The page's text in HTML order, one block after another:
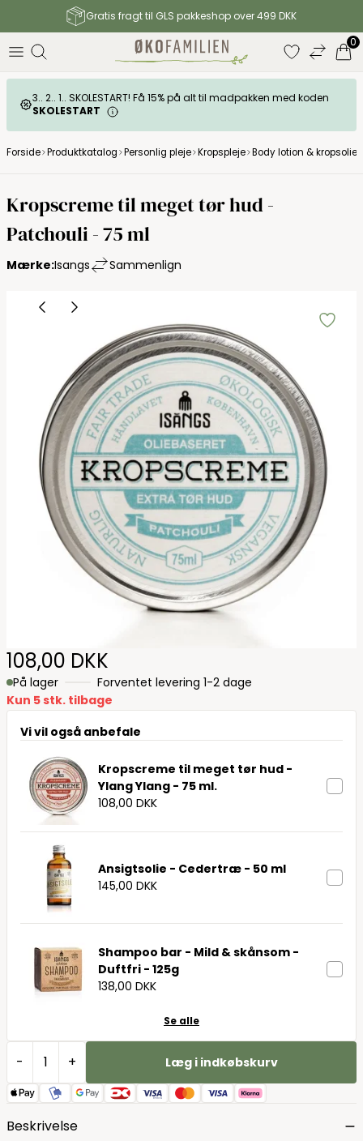
Gratis fragt til GLS pakkeshop over 499 DKK
0
3.. 2.. 1.. SKOLESTART! Få 15% på alt til madpakken med koden
SKOLESTART
Forside Produktkatalog Personlig pleje Kropspleje Body lotion & kropsolier
Kropscreme til meget tør hud -
Patchouli - 75 ml
Mærke:Isangs Sammenlign
108,00 DKK
På lager
Forventet levering 1-2 dage
Kun 5 stk. tilbage
Vi vil også anbefale
Kropscreme til meget tør hud -
Ylang Ylang - 75 ml.
108,00 DKK
Ansigtsolie - Cedertræ - 50 ml
145,00 DKK
Shampoo bar - Mild & skånsom -
Duftfri - 125g
138,00 DKK
Se alle
- + Læg i indkøbskurv
Beskrivelse